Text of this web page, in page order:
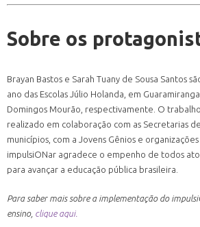
Sobre os
Brayan Bastos e Sarah Tuany de Sousa Santos
ano das Escolas Júlio Holanda, em
Domingos Mourão, respectivamente. O
realizado em colaboração com as Secretarias
municípios, com a Jovens Gênios e
impulsiONar agradece o empenho de todos
para avançar a educação pública brasileira.
Para saber mais sobre a implementação do
ensino, clique aqui.